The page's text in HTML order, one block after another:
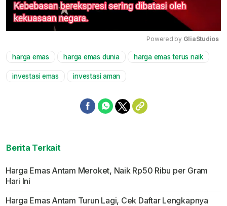
Mute
Powered by GliaStudios
harga emas harga emas dunia harga emas terus naik
investasi emas investasi aman
Berita Terkait
Harga Emas Antam Meroket, Naik Rp50 Ribu per Gram
Hari Ini
Harga Emas Antam Turun Lagi, Cek Daftar Lengkapnya